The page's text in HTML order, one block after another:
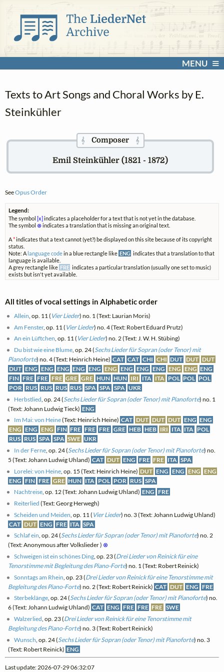
MENU
Texts to Art Songs and Choral Works by E.
Steinkühler
𝄞Composer 𝄞
Emil Steinkühler (1821 - 1872)
SeeOpus Order
Legend:
The symbol[x]indicates a placeholder for a text that is not yet in the database.
The symbol ⊗indicates a translation that is missing an original text.
A*indicates that a text cannot (yet?) be displayed on this site because of its copyright
status.
Note: A language codein a blue rectangle like ENG indicates that a translation to that
language is available.
A grey rectangle like FRE indicates a particular translation (usually one set to music)
exists but isn't yet available.
All titles of vocal settings in Alphabetic order
Allein , op. 11 ( Vier Lieder) no. 1 (Text: Laurian Moris)
Am Fenster, op. 11 ( Vier Lieder) no. 4 (Text: Robert Eduard Prutz)
An ein Lüftchen, op. 11 ( Vier Lieder) no. 2 (Text: J. W. H. Stübing)
Du bist wie eine Blume , op. 24 (Sechs Lieder für Sopran (oder Tenor) mit
Pianoforte) no. 4 (Text: Heinrich Heine) CAT CAT CHI CHI DUT DUT DUT
DUT ENG ENG ENG ENG ENG ENG ENG ENG ENG ENG ENG ENG
FIN FRE FRE FRE GRE GRE HUN HUN IRI ITA ITA POL POL POL
POR RUS RUS RUS RUS SPA SPA SPA UKR
Herbstlied , op. 24 (Sechs Lieder für Sopran (oder Tenor) mit Pianoforte) no. 1
(Text: Johann Ludwig Tieck) ENG
Im Mai: von Heine(Text: Heinrich Heine) CAT DUT DUT DUT ENG ENG
ENG ENG ENG FIN FRE FRE FRE GRE HEB HEB IRI ITA ITA POL
RUS RUS SPA SPA SWE UKR
In der Ferne , op. 24 (Sechs Lieder für Sopran (oder Tenor) mit Pianoforte) no.
5 (Text: Johann Ludwig Uhland) CAT DUT ENG FRE FRE ITA SPA
Lorelei: von Heine , op. 15 (Text: Heinrich Heine) DUT ENG ENG ENG ENG
ENG FIN FRE GRE HUN ITA POL POR RUS SPA
Nachtreise, op. 12 (Text: Johann Ludwig Uhland) ENG FRE
Reiterlied (Text: Georg Herwegh)
Scheiden und Meiden , op. 11 ( Vier Lieder) no. 3 (Text: Johann Ludwig Uhland)
CAT DUT ENG FRE ITA SPA
Schlaf ein, op. 24 (Sechs Lieder für Sopran (oder Tenor) mit Pianoforte) no. 2
(Text: Anonymous after Volkslieder ) ⊗
Schweigen ist ein schönes Ding , op. 23 (Drei Lieder von Reinick für eine
Tenorstimme mit Begleitung des Piano-Forte) no. 1 (Text: Robert Reinick)
Sonntags am Rhein , op. 23 (Drei Lieder von Reinick für eine Tenorstimme mit
Begleitung des Piano-Forte) no. 2 (Text: Robert Reinick) CAT DUT ENG FRE
Sterbeklänge, op. 24 (Sechs Lieder für Sopran (oder Tenor) mit Pianoforte) no.
6 (Text: Johann Ludwig Uhland) CAT ENG FRE FRE FRE SWE
Walzerlied , op. 23 (Drei Lieder von Reinick für eine Tenorstimme mit
Begleitung des Piano-Forte) no. 3 (Text: Robert Reinick)
Wunsch , op. 24 (Sechs Lieder für Sopran (oder Tenor) mit Pianoforte) no. 3
(Text: Robert Reinick) ENG
Last update: 2026-07-29 06:32:07